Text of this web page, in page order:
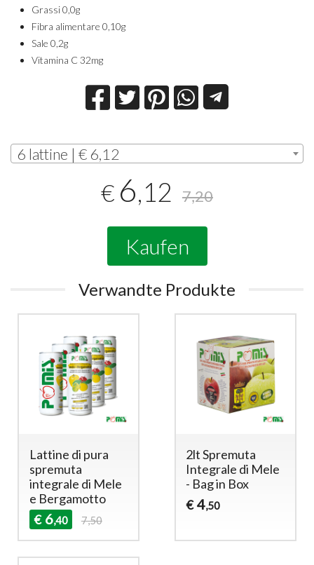
Grassi 0,0g
Fibra alimentare 0,10g
Sale 0,2g
Vitamina C 32mg
6 lattine | € 6,12
€ 6,12 7,20
Kaufen
Verwandte Produkte
Lattine di pura
spremuta
integrale di Mele
e Bergamotto
€ 6,40 7,50
2lt Spremuta
Integrale di Mele
- Bag in Box
€ 4,50